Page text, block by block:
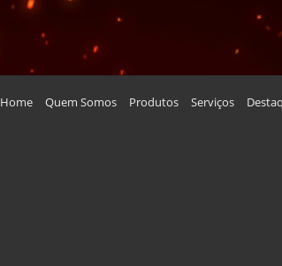
Home Quem Somos Produtos Serviços